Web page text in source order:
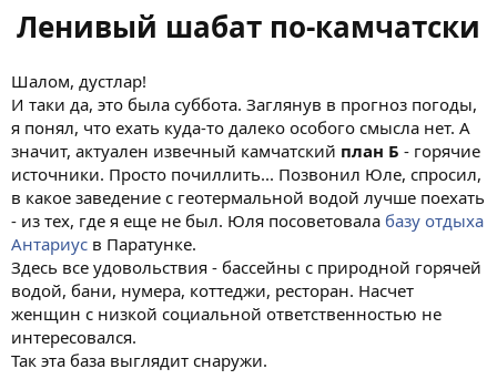
Ленивый шабат по-камчатски
Шалом, дустлар!
И таки да, это была суббота. Заглянув в прогноз погоды,
я понял, что ехать куда-то далеко особого смысла нет. А
значит, актуален извечный камчатский план Б - горячие
источники. Просто почиллить... Позвонил Юле, спросил,
в какое заведение с геотермальной водой лучше поехать
- из тех, где я еще не был. Юля посоветовала базу отдыха
Антариус в Паратунке.
Здесь все удовольствия - бассейны с природной горячей
водой, бани, нумера, коттеджи, ресторан. Насчет
женщин с низкой социальной ответственностью не
интересовался.
Так эта база выглядит снаружи.